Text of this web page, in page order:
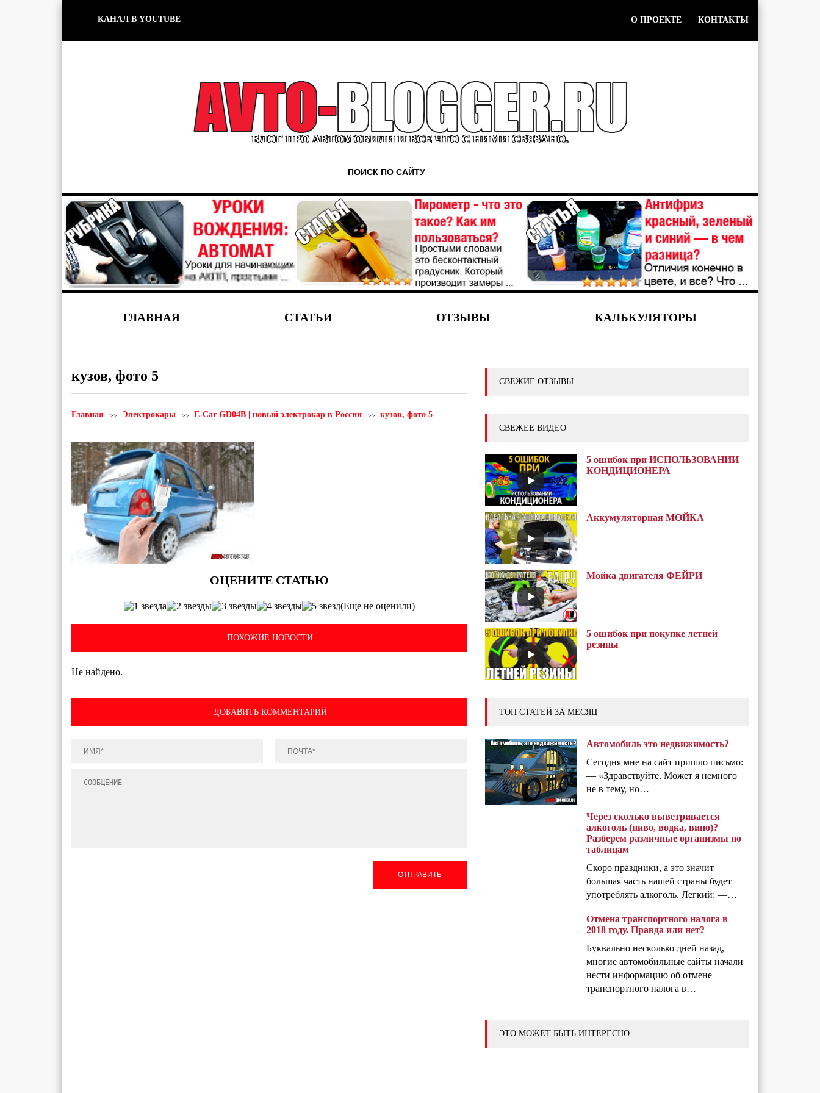
КАНАЛ В YOUTUBE О ПРОЕКТЕ КОНТАКТЫ
БЛОГ ПРО АВТОМОБИЛИ И ВСЕ ЧТО С НИМИ СВЯЗАНО.
ГЛАВНАЯ СТАТЬИ ОТЗЫВЫ КАЛЬКУЛЯТОРЫ
кузов, фото 5
Главная Электрокары E-Car GD04B | новый электрокар в России кузов, фото 5
(Еще не оценили)
ПОХОЖИЕ НОВОСТИ
Не найдено.
ДОБАВИТЬ КОММЕНТАРИЙ
ОТПРАВИТЬ
СВЕЖИЕ ОТЗЫВЫ
СВЕЖЕЕ ВИДЕО
5 ошибок при ИСПОЛЬЗОВАНИИ
КОНДИЦИОНЕРА
Аккумуляторная МОЙКА
Мойка двигателя ФЕЙРИ
5 ошибок при покупке летней
резины
ТОП СТАТЕЙ ЗА МЕСЯЦ
Автомобиль это недвижимость?
Сегодня мне на сайт пришло письмо:
— «Здравствуйте. Может я немного
не в тему, но…
Через сколько выветривается
алкоголь (пиво, водка, вино)?
Разберем различные организмы по
таблицам
Скоро праздники, а это значит —
большая часть нашей страны будет
употреблять алкоголь. Легкий: —…
Отмена транспортного налога в
2018 году. Правда или нет?
Буквально несколько дней назад,
многие автомобильные сайты начали
нести информацию об отмене
транспортного налога в…
ЭТО МОЖЕТ БЫТЬ ИНТЕРЕСНО